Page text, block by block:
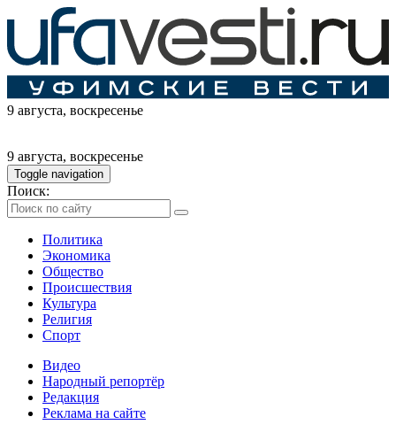
9 августа, воскресенье
9 августа, воскресенье
Toggle navigation
Поиск:
Политика
Экономика
Общество
Происшествия
Культура
Религия
Спорт
Видео
Народный репортёр
Редакция
Реклама на сайте